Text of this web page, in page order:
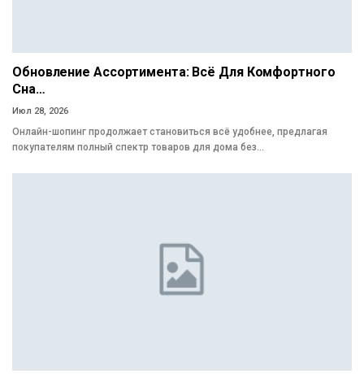
Обновление Ассортимента: Всё Для Комфортного
Сна…
Июл 28, 2026
Онлайн-шопинг продолжает становиться всё удобнее, предлагая
покупателям полный спектр товаров для дома без…